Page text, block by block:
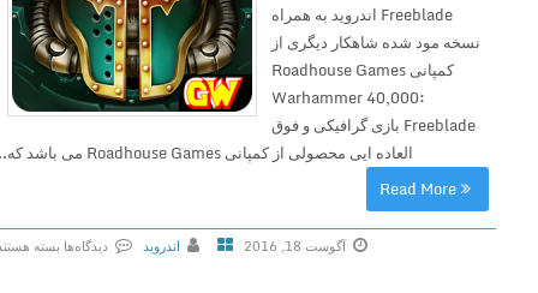
Freeblade اندروید به همراه
نسخه مود شده شاهکار دیگری از
کمپانی Roadhouse Games
Warhammer 40,000:
Freeblade بازی گرافیکی و فوق
العاده ایی محصولی از کمپانی Roadhouse Games می باشد که...
Read More
آگوست 18, 2016 اندروید
دیدگاه‌هابسته هستند